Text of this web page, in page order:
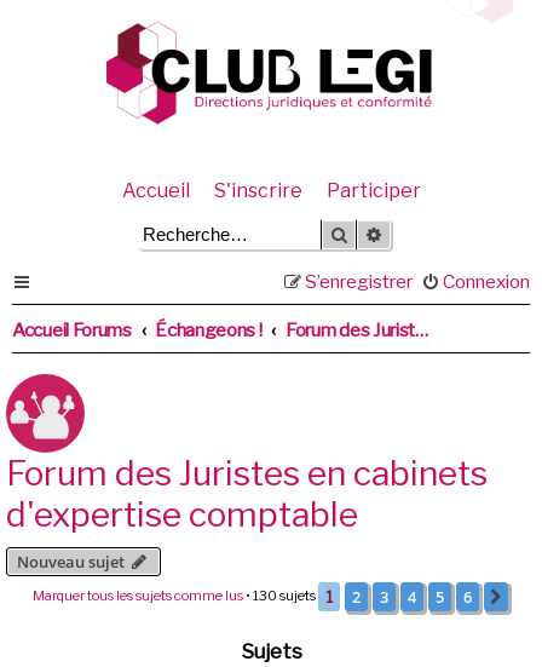
Accueil S'inscrire Participer
Rechercher
Connexion
S’enregistrer
Accueil Forums Échangeons ! Forum des Juristes en cabinets d'expertise comptable
Forum des Juristes en cabinets
d'expertise comptable
Nouveau sujet
Marquer tous les sujets comme lus• 130 sujets 1 2 3 4 5 6
Sujets